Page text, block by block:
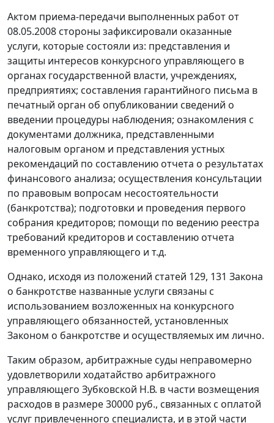
Актом приема-передачи выполненных работ от
08.05.2008 стороны зафиксировали оказанные
услуги, которые состояли из: представления и
защиты интересов конкурсного управляющего в
органах государственной власти, учреждениях,
предприятиях; составления гарантийного письма в
печатный орган об опубликовании сведений о
введении процедуры наблюдения; ознакомления с
документами должника, представленными
налоговым органом и представления устных
рекомендаций по составлению отчета о результатах
финансового анализа; осуществления консультации
по правовым вопросам несостоятельности
(банкротства); подготовки и проведения первого
собрания кредиторов; помощи по ведению реестра
требований кредиторов и составлению отчета
временного управляющего и т.д.
Однако, исходя из положений статей 129, 131 Закона
о банкротстве названные услуги связаны с
использованием возложенных на конкурсного
управляющего обязанностей, установленных
Законом о банкротстве и осуществляемых им лично.
Таким образом, арбитражные суды неправомерно
удовлетворили ходатайство арбитражного
управляющего Зубковской Н.В. в части возмещения
расходов в размере 30000 руб., связанных с оплатой
услуг привлеченного специалиста, и в этой части